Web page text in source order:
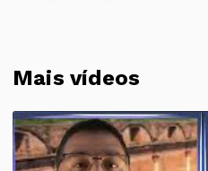
Mais vídeos